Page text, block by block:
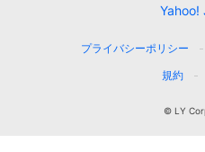
Yahoo!
プライバシーポリシー
規約
© LY